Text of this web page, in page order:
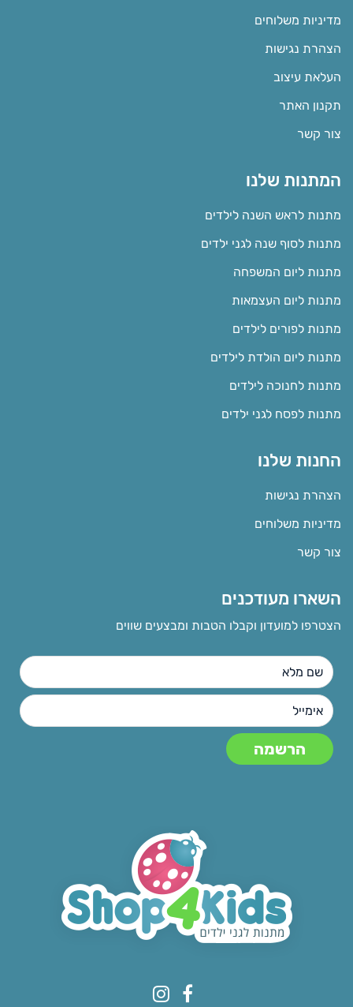
מדיניות משלוחים
הצהרת נגישות
העלאת עיצוב
תקנון האתר
צור קשר
המתנות שלנו
מתנות לראש השנה לילדים
מתנות לסוף שנה לגני ילדים
מתנות ליום המשפחה
מתנות ליום העצמאות
מתנות לפורים לילדים
מתנות ליום הולדת לילדים
מתנות לחנוכה לילדים
מתנות לפסח לגני ילדים
החנות שלנו
הצהרת נגישות
מדיניות משלוחים
צור קשר
השארו מעודכנים
הצטרפו למועדון וקבלו הטבות ומבצעים שווים